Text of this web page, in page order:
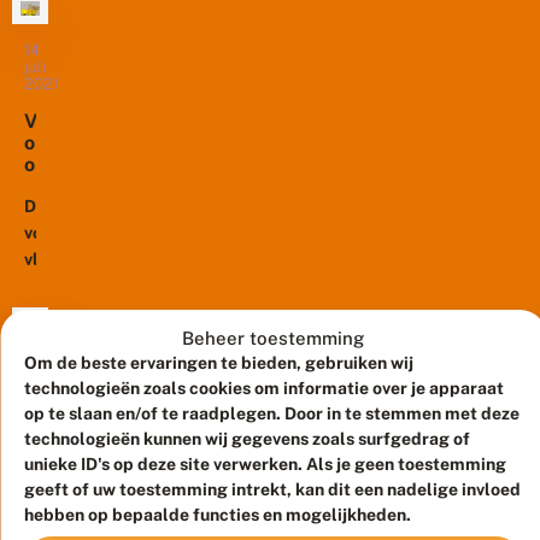
Beheer toestemming
Om de beste ervaringen te bieden, gebruiken wij
technologieën zoals cookies om informatie over je apparaat
op te slaan en/of te raadplegen. Door in te stemmen met deze
technologieën kunnen wij gegevens zoals surfgedrag of
unieke ID's op deze site verwerken. Als je geen toestemming
geeft of uw toestemming intrekt, kan dit een nadelige invloed
hebben op bepaalde functies en mogelijkheden.
d
e
a
li
n
e
r
n
g
?
juli
tevoorschijn
en
de
kommavlinder
iets
daarna.
heidesoorten...
p
p
e
n
v
o
o
r
v
li
n
d
r
n
h
e
i
d
e
n
ook
dagvlinders
onder
We
zien
het
meetnet
een
van
sinds
1992.
Maar
die
achteruitgang
is
niet...
14
juli
2021
V
o
o
m
a
li
t
a
r
t
e
r
r
De
voormalige
vliegbasis
was
een
belangrijk
gebied
voor
vlinders
toen
de
25
augustus
2020
D
r
o
g
Het